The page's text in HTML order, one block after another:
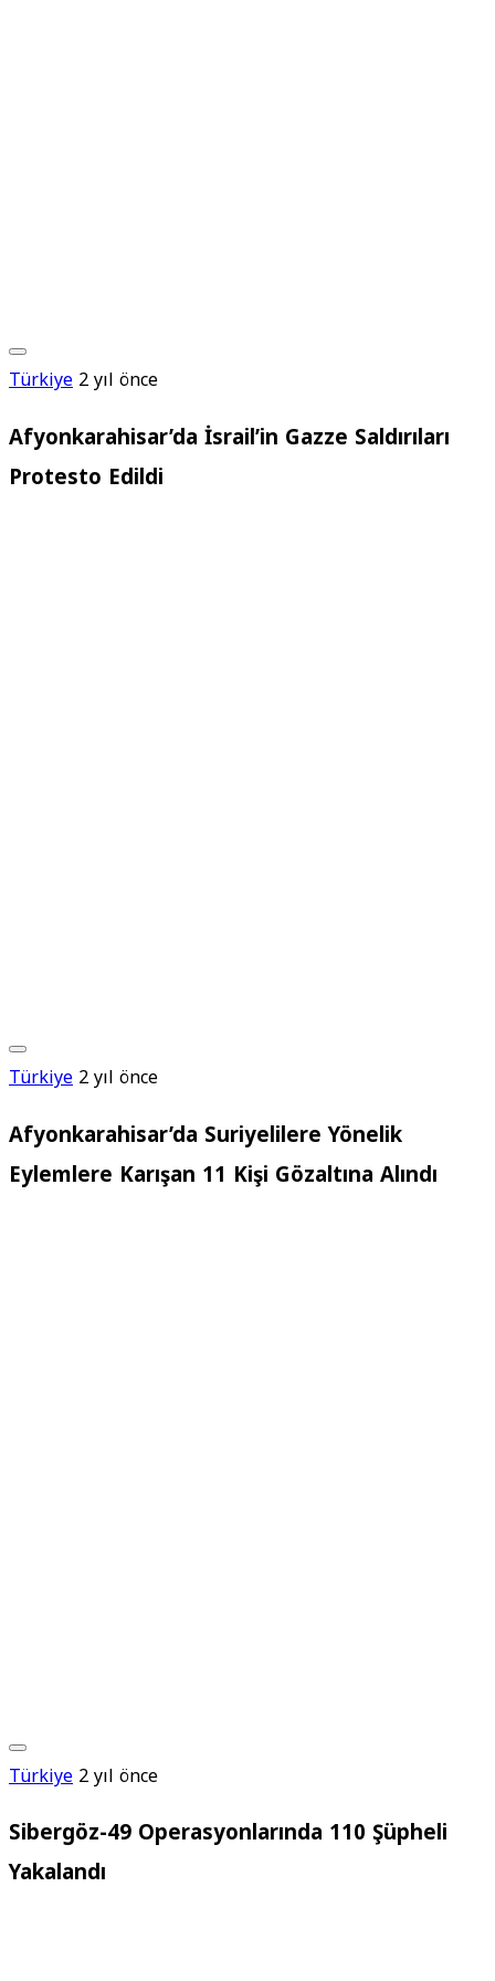
Türkiye2 yıl önce
Afyonkarahisar’da İsrail’in Gazze Saldırıları
Protesto Edildi
Türkiye2 yıl önce
Afyonkarahisar’da Suriyelilere Yönelik
Eylemlere Karışan 11 Kişi Gözaltına Alındı
Türkiye2 yıl önce
Sibergöz-49 Operasyonlarında 110 Şüpheli
Yakalandı